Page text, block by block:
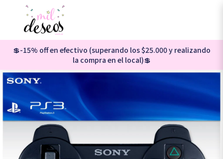
💲-15% off en efectivo (superando los $25.000 y realizando
la compra en el local)💲